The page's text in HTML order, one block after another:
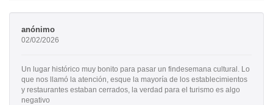
anónimo
02/02/2026
Un lugar histórico muy bonito para pasar un findesemana cultural. Lo
que nos llamó la atención, esque la mayoría de los establecimientos
y restaurantes estaban cerrados, la verdad para el turismo es algo
negativo